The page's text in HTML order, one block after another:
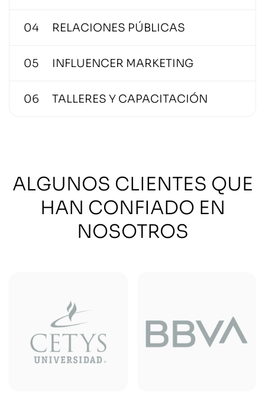
04 RELACIONES PÚBLICAS
05 INFLUENCER MARKETING
06 TALLERES Y CAPACITACIÓN
ALGUNOS CLIENTES QUE
HAN CONFIADO EN
NOSOTROS